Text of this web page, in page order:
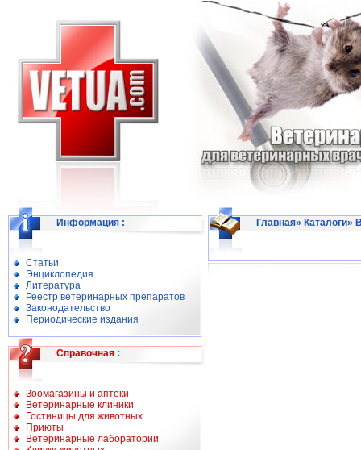
Информация :
Статьи
Энциклопедия
Литература
Реестр ветеринарных препаратов
Законодательство
Периодические издания
Справочная :
Зоомагазины и аптеки
Ветеринарные клиники
Гостиницы для животных
Приюты
Ветеринарные лаборатории
Главная» Каталоги»